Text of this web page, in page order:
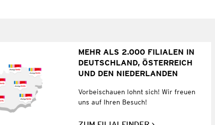
MEHR ALS 2.000 FILIALEN IN
DEUTSCHLAND, ÖSTERREICH
UND DEN NIEDERLANDEN
Vorbeischauen lohnt sich! Wir freuen
uns auf Ihren Besuch!